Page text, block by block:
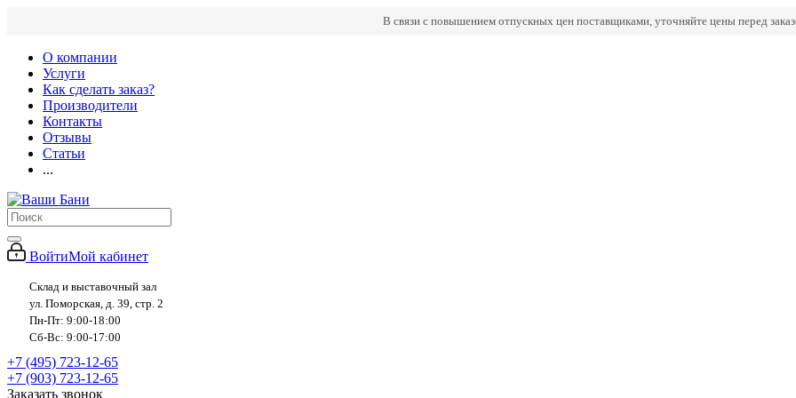
В связи с повышением отпускных цен поставщиками, уточняйте цены перед
О компании
Услуги
Как сделать заказ?
Производители
Контакты
Отзывы
Статьи
...
ВойтиМой кабинет
Склад и выставочный зал
ул. Поморская, д. 39, стр. 2
Пн-Пт: 9:00-18:00
Сб-Вс: 9:00-17:00
+7 (495) 723-12-65
+7 (903) 723-12-65
Заказать звонок